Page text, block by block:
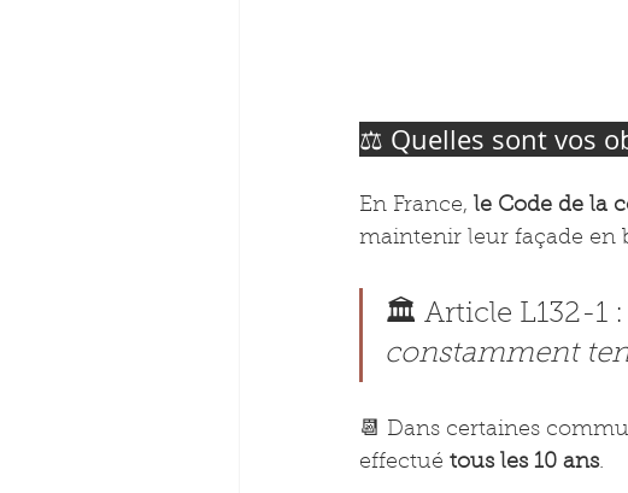
⚖️ Quelles sont vos
En France, le Code de la
maintenir leur façade en
🏛️ Article L132-1 :
constamment
📆 Dans certaines
effectué tous les 10 ans.